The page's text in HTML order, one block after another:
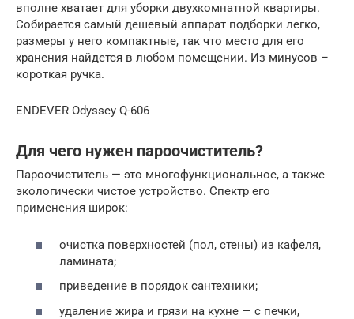
вполне хватает для уборки двухкомнатной квартиры.
Собирается самый дешевый аппарат подборки легко,
размеры у него компактные, так что место для его
хранения найдется в любом помещении. Из минусов –
короткая ручка.
ENDEVER Odyssey Q-606
Для чего нужен пароочиститель?
Пароочиститель — это многофункциональное, а также
экологически чистое устройство. Спектр его
применения широк:
очистка поверхностей (пол, стены) из кафеля,
ламината;
приведение в порядок сантехники;
удаление жира и грязи на кухне — с печки,